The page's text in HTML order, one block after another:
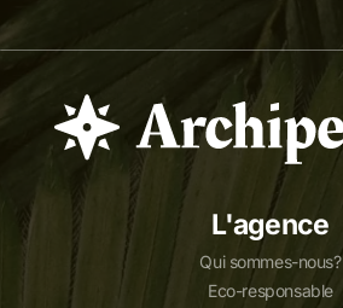
L'agence
Qui sommes-nous?
Eco-responsable